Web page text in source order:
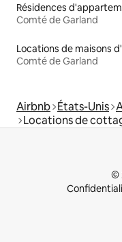
Comté de Garland
Locations de maisons
Comté de Garland
Airbnb États-Unis
Locations de
©